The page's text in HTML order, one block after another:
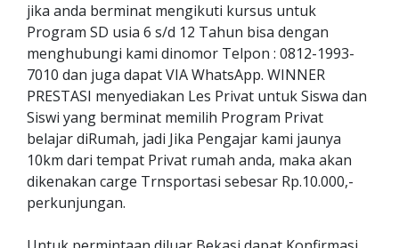
jika anda berminat mengikuti kursus untuk
Program SD usia 6 s/d 12 Tahun bisa dengan
menghubungi kami dinomor Telpon : 0812-1993-
7010 dan juga dapat VIA WhatsApp. WINNER
PRESTASI menyediakan Les Privat untuk Siswa dan
Siswi yang berminat memilih Program Privat
belajar diRumah, jadi Jika Pengajar kami jaunya
10km dari tempat Privat rumah anda, maka akan
dikenakan carge Trnsportasi sebesar Rp.10.000,-
perkunjungan.